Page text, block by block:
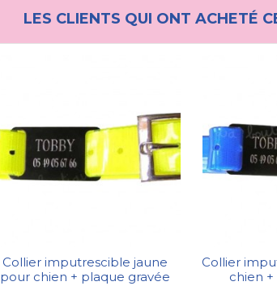
LES CLIENTS QUI ONT ACHETÉ
Collier imputrescible jaune
pour chien + plaque gravée
Collier
chien